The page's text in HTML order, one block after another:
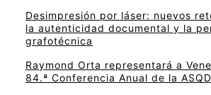
Desimpresión por láser: nuevos
la autenticidad documental y la
grafotécnica
Raymond Orta representará a
84.ª Conferencia Anual de la